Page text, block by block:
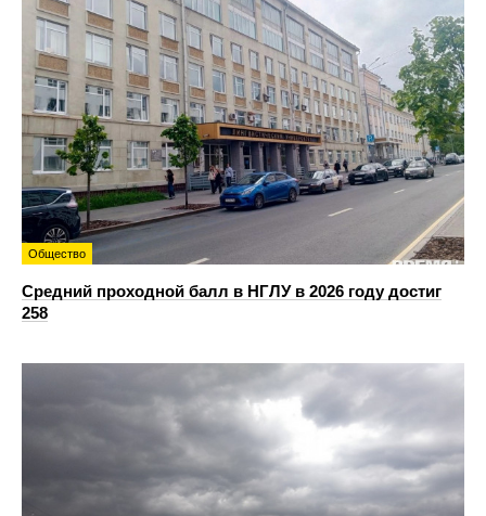
Общество
Средний проходной балл в НГЛУ в 2026 году достиг
258